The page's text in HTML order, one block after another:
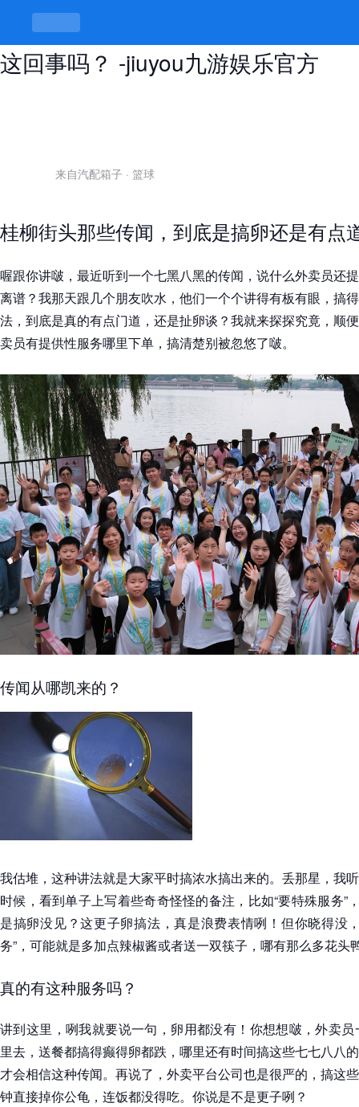
外卖员有提供性服务哪里下单，真有
这回事吗？ -jiuyou九游娱乐官方
来自汽配箱子 · 篮球
桂柳街头那些传闻，到底是搞卵还是有点
喔跟你讲啵，最近听到一个七黑八黑的传闻，说什么外卖员还
离谱？我那天跟几个朋友吹水，他们一个个讲得有板有眼，搞
法，到底是真的有点门道，还是扯卵谈？我就来探探究竟，
卖员有提供性服务哪里下单，搞清楚别被忽悠了啵。
传闻从哪凯来的？
我估堆，这种讲法就是大家平时搞浓水搞出来的。丢那星，我
时候，看到单子上写着些奇奇怪怪的备注，比如“要特殊服务”
是搞卵没见？这更子卵搞法，真是浪费表情咧！但你晓得没
务”，可能就是多加点辣椒酱或者送一双筷子，哪有那么多花头
真的有这种服务吗？
讲到这里，咧我就要说一句，卵用都没有！你想想啵，外卖
里去，送餐都搞得癫得卵都跌，哪里还有时间搞这些七七八八
才会相信这种传闻。再说了，外卖平台公司也是很严的，搞这
钟直接掉你公龟，连饭都没得吃。你说是不是更子咧？